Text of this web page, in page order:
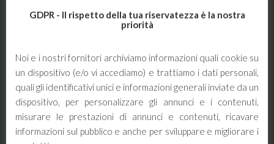
Saldatrice KEMPPI MASTER TIG
AC/DC 3500W
Saldatrice ad inverter SELCO – Genesis
1500 – procedimento MMA in
GDPR - Il rispetto della tua riservatezza è la nostra
priorità
Noi e i nostri fornitori archiviamo informazioni quali cookie su
un dispositivo (e/o vi accediamo) e trattiamo i dati personali,
quali gli identificativi unici e informazioni generali inviate da un
dispositivo, per personalizzare gli annunci e i contenuti,
misurare le prestazioni di annunci e contenuti, ricavare
informazioni sul pubblico e anche per sviluppare e migliorare i